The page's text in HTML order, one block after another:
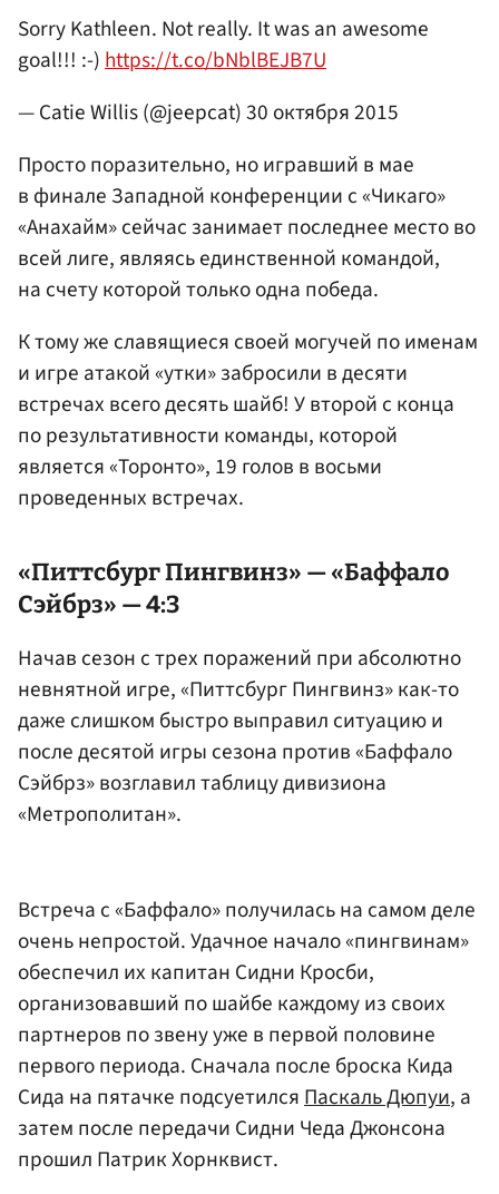
Sorry Kathleen. Not really. It was an awesome
goal!!! :-)https://t.co/bNblBEJB7U
— Catie Willis (@jeepcat)30 октября 2015
Просто поразительно, но игравший в мае
в финале Западной конференции с «Чикаго»
«Анахайм» сейчас занимает последнее место во
всей лиге, являясь единственной командой,
на счету которой только одна победа.
К тому же славящиеся своей могучей по именам
и игре атакой «утки» забросили в десяти
встречах всего десять шайб! У второй с конца
по результативности команды, которой
является «Торонто», 19 голов в восьми
проведенных встречах.
«Питтсбург Пингвинз» — «Баффало
Сэйбрз» — 4:3
Начав сезон с трех поражений при абсолютно
невнятной игре, «Питтсбург Пингвинз» как-то
даже слишком быстро выправил ситуацию и
после десятой игры сезона против «Баффало
Сэйбрз» возглавил таблицу дивизиона
«Метрополитан».
Встреча с «Баффало» получилась на самом деле
очень непростой. Удачное начало «пингвинам»
обеспечил их капитан Сидни Кросби,
организовавший по шайбе каждому из своих
партнеров по звену уже в первой половине
первого периода. Сначала после броска Кида
Сида на пятачке подсуетился Паскаль Дюпуи, а
затем после передачи Сидни Чеда Джонсона
прошил Патрик Хорнквист.